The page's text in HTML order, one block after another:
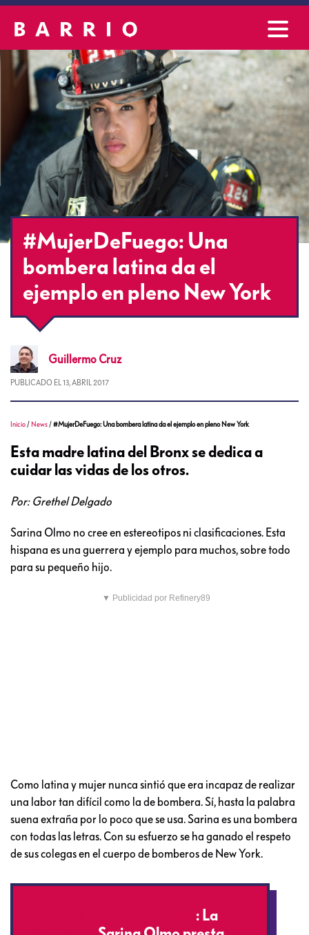
#MujerDeFuego: Una
bombera latina da el
ejemplo en pleno New York
Guillermo Cruz
PUBLICADO EL 13, ABRIL 2017
Inicio / News /#MujerDeFuego: Una bombera latina da el ejemplo en pleno New York
Esta madre latina del Bronx se dedica a
cuidar las vidas de los otros.
Por: Grethel Delgado
Sarina Olmo no cree en estereotipos ni clasificaciones. Esta
hispana es una guerrera y ejemplo para muchos, sobre todo
para su pequeño hijo.
▼ Publicidad por Refinery89
Como latina y mujer nunca sintió que era incapaz de realizar
una labor tan difícil como la de bombera. Sí, hasta la palabra
suena extraña por lo poco que se usa. Sarina es una bombera
con todas las letras. Con su esfuerzo se ha ganado el respeto
de sus colegas en el cuerpo de bomberos de New York.
: La